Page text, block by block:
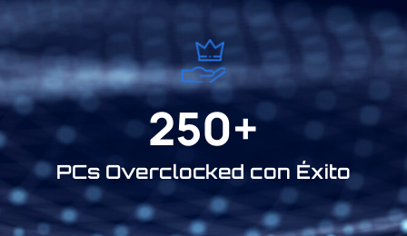
250+
PCs Overclocked con Éxito